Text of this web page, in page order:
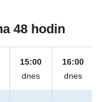
48 hodin
15:00
dnes
16:00
dnes